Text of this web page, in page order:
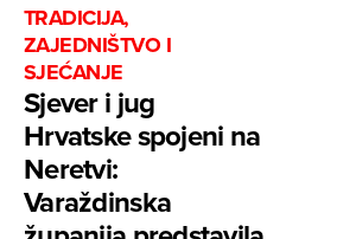
TRADICIJA,
ZAJEDNIŠTVO I
SJEĆANJE
Sjever i jug
Hrvatske spojeni na
Neretvi:
Varaždinska